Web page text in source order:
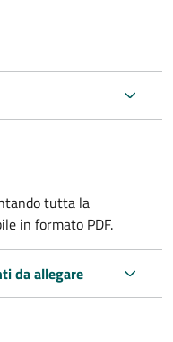
tutta la
in formato PDF.
da allegare